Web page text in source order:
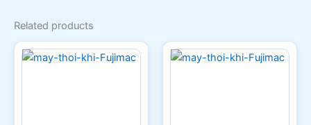
Related products